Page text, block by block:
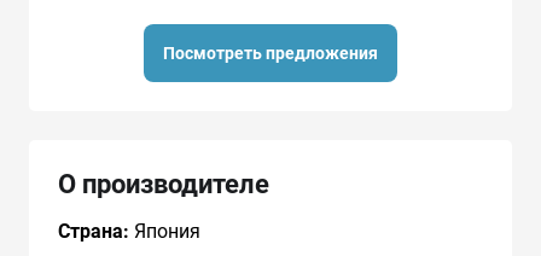
Посмотреть предложения
О производителе
Страна: Япония